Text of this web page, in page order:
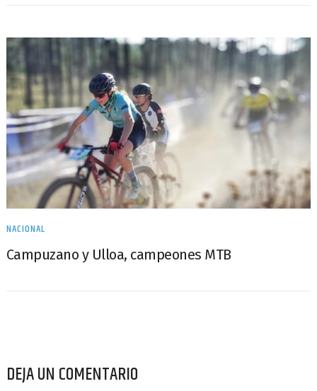
NACIONAL
Campuzano y Ulloa, campeones MTB
DEJA UN COMENTARIO